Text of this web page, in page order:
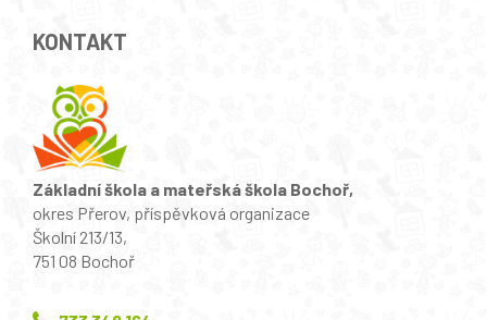
KONTAKT
Základní škola a mateřská škola Bochoř,
okres Přerov, příspěvková organizace
Školní 213/13,
751 08 Bochoř